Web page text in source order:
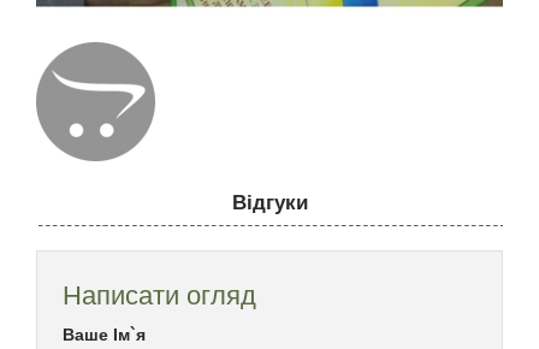
Відгуки
Написати огляд
Ваше Ім`я